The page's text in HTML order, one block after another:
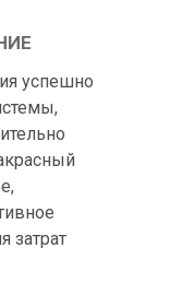
успешно
затрат